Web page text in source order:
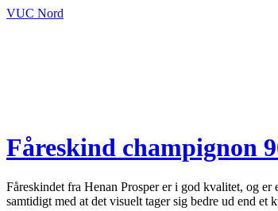
VUC Nord
Fåreskind champignon
Fåreskindet fra Henan Prosper er i god kvalitet, og
samtidigt med at det visuelt tager sig bedre ud end et